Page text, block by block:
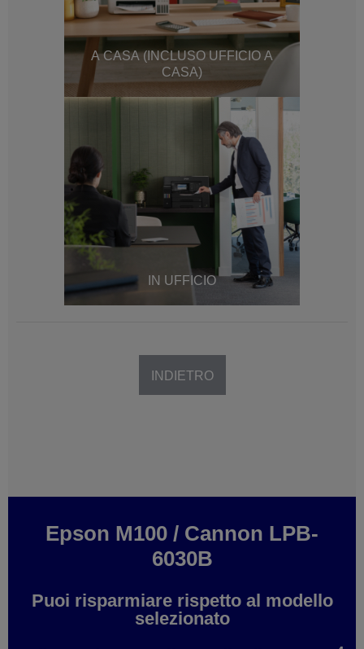
A CASA (INCLUSO UFFICIO A
CASA)
IN UFFICIO
INDIETRO
Epson M100 / Cannon LPB-
6030B
Puoi risparmiare rispetto al modello
selezionato